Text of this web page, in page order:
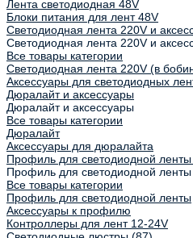
Лента светодиодная 48V
Блоки питания для лент 48V
Светодиодная лента 220V и
Светодиодная лента 220V и
Все товары категории
Светодиодная лента 220V (в
Аксессуары для светодиодных
Дюралайт и аксессуары
Дюралайт и аксессуары
Все товары категории
Дюралайт
Аксессуары для дюралайта
Профиль для светодиодной ленты
Профиль для светодиодной ленты
Все товары категории
Профиль для светодиодной ленты
Аксессуары к профилю
Контроллеры для лент 12-24V